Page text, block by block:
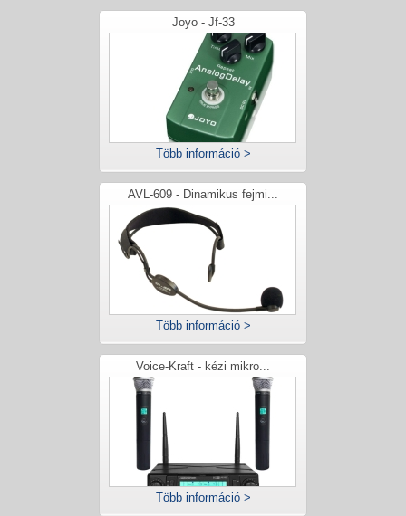
Joyo - Jf-33
Több információ >
AVL-609 - Dinamikus fejmi...
Több információ >
Voice-Kraft - kézi mikro...
Több információ >